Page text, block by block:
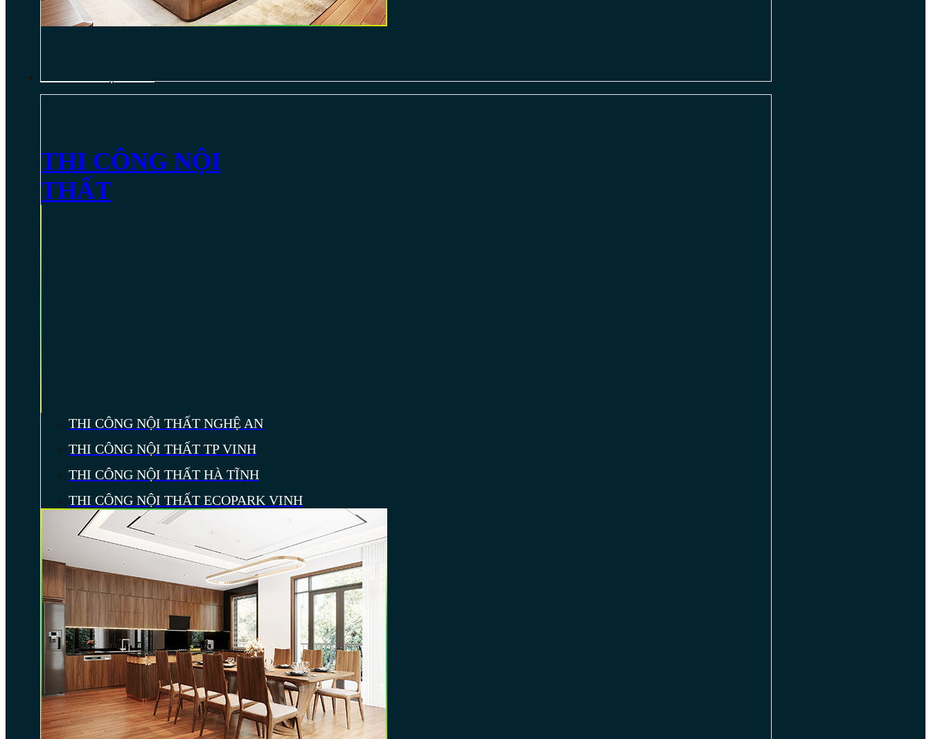
THI CÔNG NỘI
THẤT
THI CÔNG NỘI THẤT NGHỆ AN
THI CÔNG NỘI THẤT TP VINH
THI CÔNG NỘI THẤT HÀ TĨNH
THI CÔNG NỘI THẤT ECOPARK VINH